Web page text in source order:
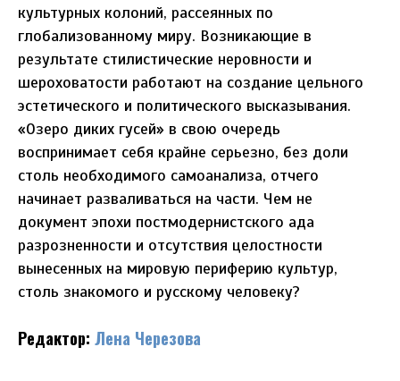
культурных колоний, рассеянных по
глобализованному миру. Возникающие в
результате стилистические неровности и
шероховатости работают на создание цельного
эстетического и политического высказывания.
«Озеро диких гусей» в свою очередь
воспринимает себя крайне серьезно, без доли
столь необходимого самоанализа, отчего
начинает разваливаться на части. Чем не
документ эпохи постмодернистского ада
разрозненности и отсутствия целостности
вынесенных на мировую периферию культур,
столь знакомого и русскому человеку?
Редактор: Лена Черезова